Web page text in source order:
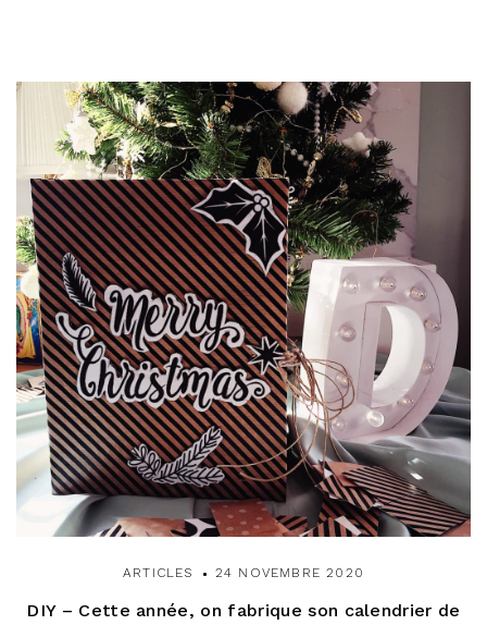
ARTICLES 24 NOVEMBRE 2020
DIY – Cette année, on fabrique son calendrier de